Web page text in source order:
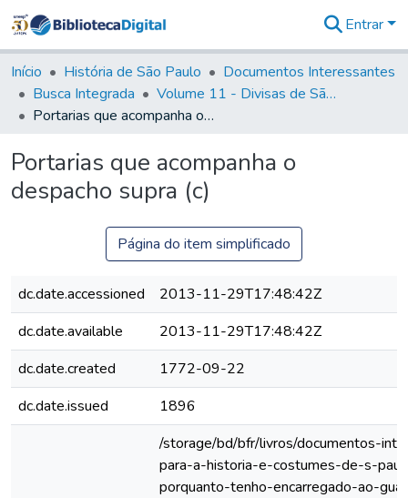
&
Coleções
Tudo na
Biblioteca
Estatísticas
Entrar
Início História de São Paulo
Documentos Interessantes
Busca Integrada
Volume 11 - Divisas de São Paulo e Minas Gerais
Portarias que acompanha o despacho supra (c)
Portarias que acompanha o
despacho supra (c)
Página do item simplificado
dc.date.accessioned
2013-11-29T17:48:42Z
dc.date.available
2013-11-29T17:48:42Z
dc.date.created
1772-09-22
dc.date.issued
1896
/storage/bd/bfr/livros/documentos-
para-a-historia-e-costumes-de-s-
porquanto-tenho-encarregado-ao-